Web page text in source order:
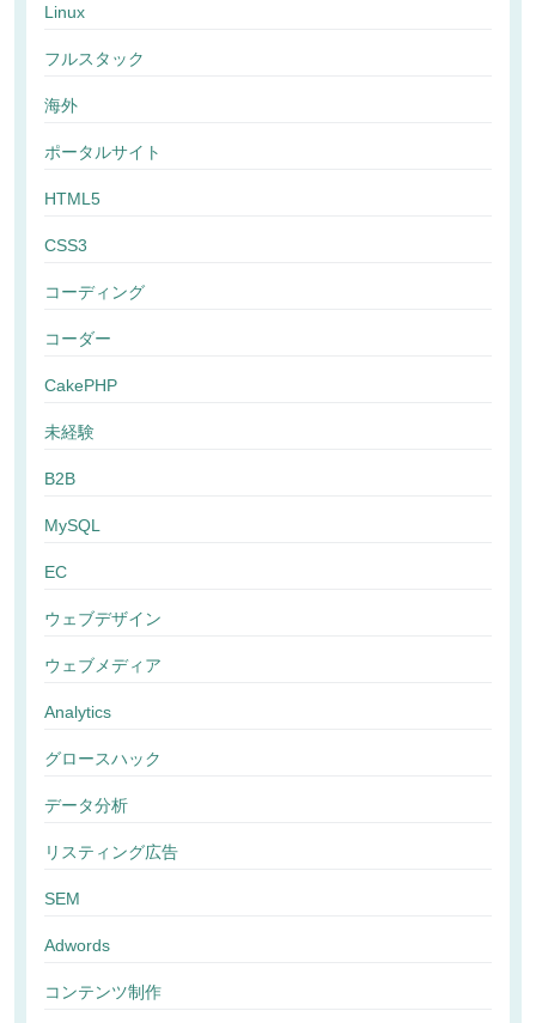
Linux
フルスタック
海外
ポータルサイト
HTML5
CSS3
コーディング
コーダー
CakePHP
未経験
B2B
MySQL
EC
ウェブデザイン
ウェブメディア
Analytics
グロースハック
データ分析
リスティング広告
SEM
Adwords
コンテンツ制作